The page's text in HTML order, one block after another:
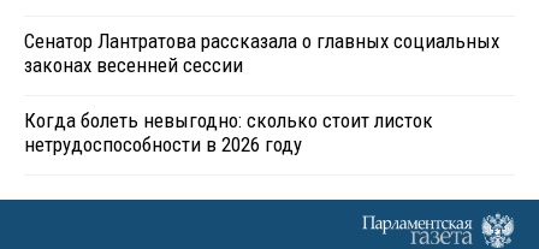
Сенатор Лантратова рассказала о главных социальных
законах весенней сессии
Когда болеть невыгодно: сколько стоит листок
нетрудоспособности в 2026 году